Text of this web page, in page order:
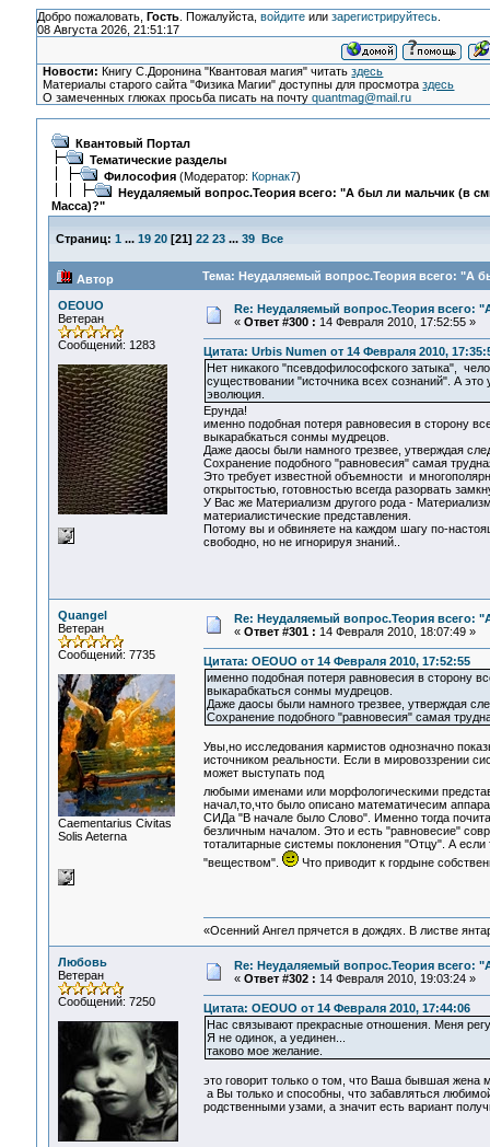
Добро пожаловать, Гость. Пожалуйста, войдитеили зарегистрируйтесь.
08 Августа 2026, 21:51:17
Новости: Книгу С.Доронина "Квантовая магия" читатьздесь
Материалы старого сайта "Физика Магии" доступны для просмотраздесь
О замеченных глюках просьба писать на почтуquantmag@mail.ru
Квантовый Портал
Тематические разделы
Философия(Модератор: Корнак7)
Неудаляемый вопрос.Теория всего: "А был ли мальчик (в
Масса)?"
Страниц: 1 ... 19 20[21] 22 23 ... 39 Все
Автор Тема: Неудаляемый вопрос.Теория всего: "А
OEOUO
Ветеран
Сообщений: 1283
Re: Неудаляемый вопрос.Теория всего:
« Ответ #300 : 14 Февраля 2010, 17:52:55 »
Цитата: Urbis Numen от 14 Февраля 2010,
Нет никакого "псевдофилософского затыка",
существовании "источника всех сознаний". А это
эволюция.
Ерунда!
именно подобная потеря равновесия в сторону
выкарабкаться сонмы мудрецов.
Даже даосы были намного трезвее, утверждая
Сохранение подобного "равновесия" самая
Это требует известной объемности и
открытостью, готовностью всегда разорвать
У Вас же Материализм другого рода -
материалистические представления.
Потому вы и обвиняете на каждом шагу по-
свободно, но не игнорируя знаний..
Quangel
Ветеран
Сообщений: 7735
Сaementarius Civitas
Solis Aeterna
Re: Неудаляемый вопрос.Теория всего:
« Ответ #301 : 14 Февраля 2010, 18:07:49 »
Цитата: OEOUO от 14 Февраля 2010, 17:52:55
именно подобная потеря равновесия в сторону
выкарабкаться сонмы мудрецов.
Даже даосы были намного трезвее, утверждая
Сохранение подобного "равновесия" самая
Увы,но исследования кармистов однозначно
источником реальности. Если в мировоззрении
может выступать под
любыми именами или морфологическими
начал,то,что было описано математичесим
СИДа "В начале было Слово". Именно тогда
безличным началом. Это и есть "равновесие"
тоталитарные системы поклонения "Отцу". А
"веществом".
Что приводит к гордыне
«Осенний Ангел прячется в дождях. В листве
Любовь
Ветеран
Сообщений: 7250
Re: Неудаляемый вопрос.Теория всего:
« Ответ #302 : 14 Февраля 2010, 19:03:24 »
Цитата: OEOUO от 14 Февраля 2010, 17:44:06
Нас связывают прекрасные отношения. Меня
Я не одинок, а уединен...
таково мое желание.
это говорит только о том, что Ваша бывшая жена
а Вы только и способны, что забавляться
родственными узами, а значит есть вариант